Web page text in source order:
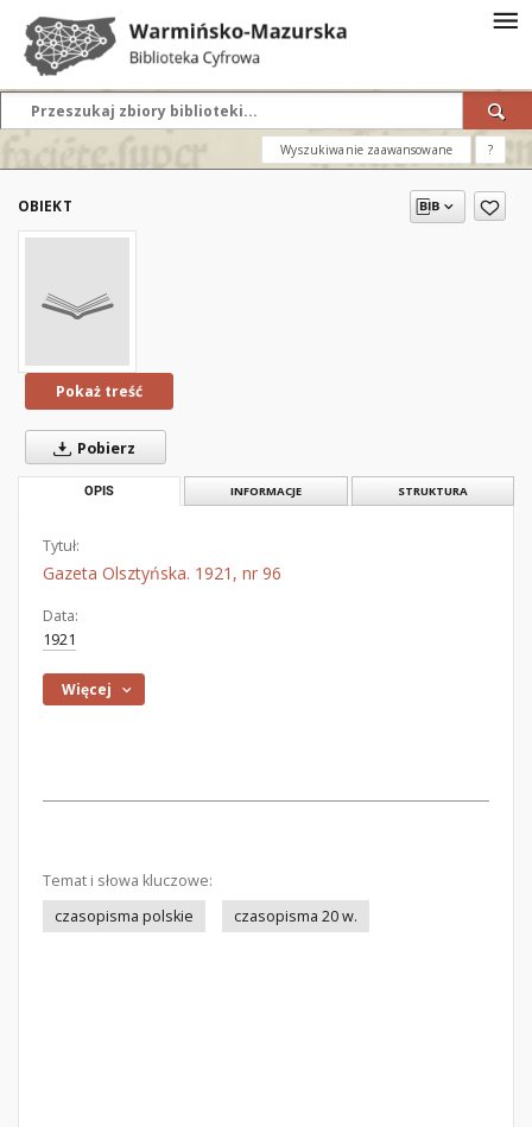
Wyszukiwanie zaawansowane ?
OBIEKT
Pokaż treść
Pobierz
OPIS INFORMACJE STRUKTURA
Tytuł:
Gazeta Olsztyńska. 1921, nr 96
Data:
1921
Więcej
Temat i słowa kluczowe:
czasopisma polskie
czasopisma 20 w.